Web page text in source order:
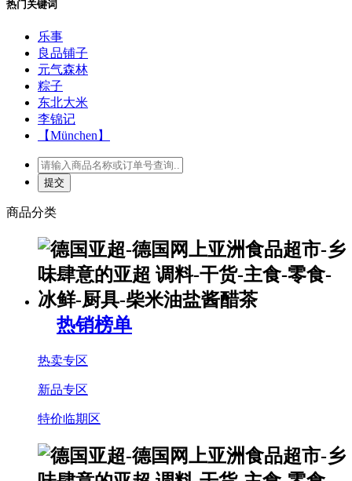
热门关键词
乐事
良品铺子
元气森林
粽子
东北大米
李锦记
【München】
商品分类
热销榜单
热卖专区
新品专区
特价临期区